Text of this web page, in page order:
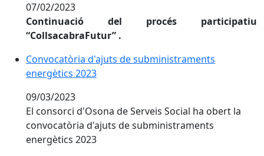
07/02/2023
Continuació del procés participatiu
“CollsacabraFutur” .
Convocatòria d'ajuts de subministraments
Convocatòria d'ajuts de subministraments
energètics 2023
09/03/2023
El consorci d'Osona de Serveis Social ha obert la
convocatòria d'ajuts de subministraments
energètics 2023